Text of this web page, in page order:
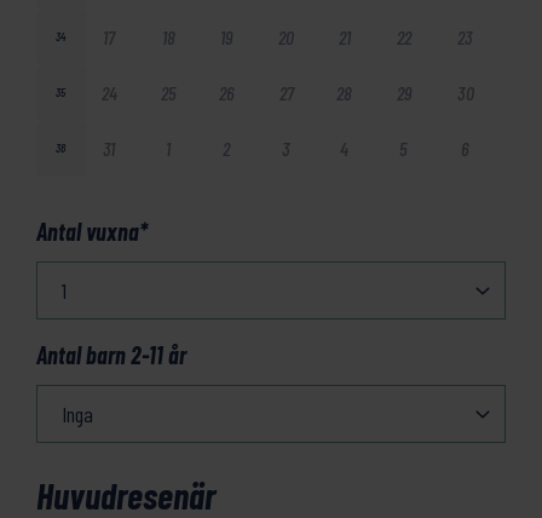
34 17 18 19 20 21 22 23
35 24 25 26 27 28 29 30
36 31 1 2 3 4 5 6
Antal vuxna*
Antal barn 2-11 år
Huvudresenär